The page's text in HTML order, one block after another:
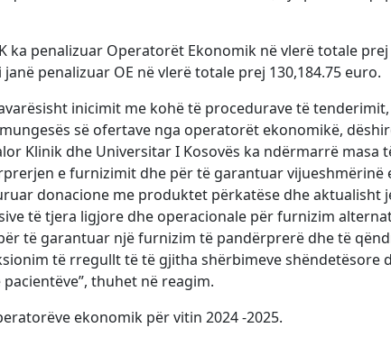
ka penalizuar Operatorët Ekonomik në vlerë totale prej
penalizuar OE në vlerë totale prej 130,184.75 euro.
inicimit me kohë të procedurave të
së ofertave nga operatorët ekonomikë,
Klinik dhe Universitar I Kosovës ka ndërmarrë masa
e furnizimit dhe për të garantuar vijueshmërinë
donacione me produktet përkatëse dhe aktualisht
të tjera ligjore dhe operacionale për furnizim
të garantuar një furnizim të pandërprerë dhe të
të rregullt të të gjitha shërbimeve shëndetësore
thuhet në reagim.
ekonomik për vitin 2024 -2025.